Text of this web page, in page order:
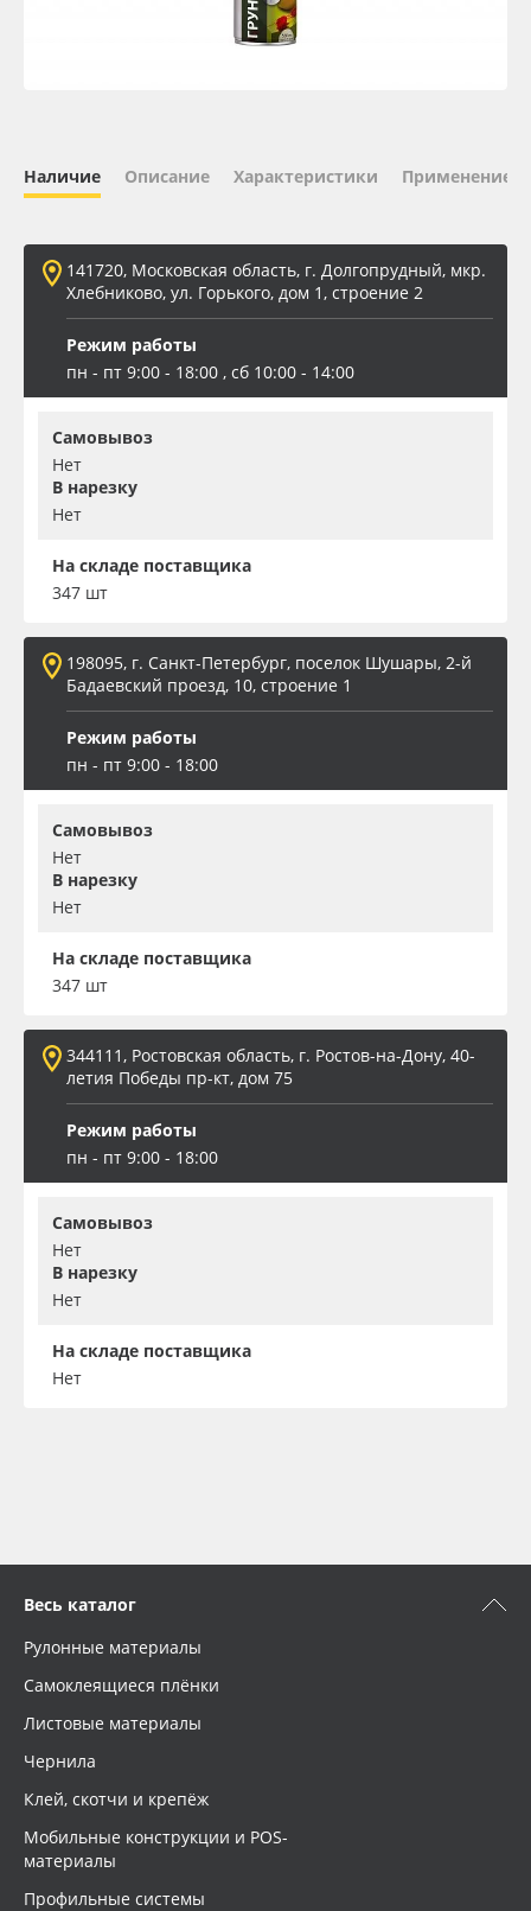
ПЭТ бэклит
Вспененный ПВХ
Заготовки для сувениров
Наличие Описание Характеристики Применение
141720, Московская область, г. Долгопрудный, мкр.
Хлебниково, ул. Горького, дом 1, строение 2
Режим работы
пн - пт 9:00 - 18:00 , сб 10:00 - 14:00
Самовывоз
Нет
В нарезку
Нет
На складе поставщика
347 шт
198095, г. Санкт-Петербург, поселок Шушары, 2-й
Бадаевский проезд, 10, строение 1
Режим работы
пн - пт 9:00 - 18:00
Самовывоз
Нет
В нарезку
Нет
На складе поставщика
347 шт
344111, Ростовская область, г. Ростов-на-Дону, 40-
летия Победы пр-кт, дом 75
Режим работы
пн - пт 9:00 - 18:00
Самовывоз
Нет
В нарезку
Нет
На складе поставщика
Нет
Весь каталог
Рулонные материалы
Самоклеящиеся плёнки
Листовые материалы
Чернила
Клей, скотчи и крепёж
Мобильные конструкции и POS-
материалы
Профильные системы